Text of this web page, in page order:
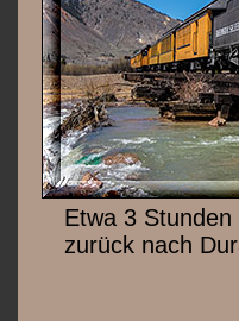
Etwa 3
zurück nach